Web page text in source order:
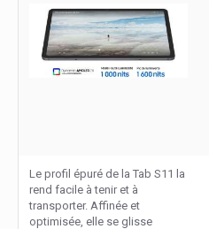
Le profil épuré de la Tab S11 la
rend facile à tenir et à
transporter. Affinée et
optimisée, elle se glisse